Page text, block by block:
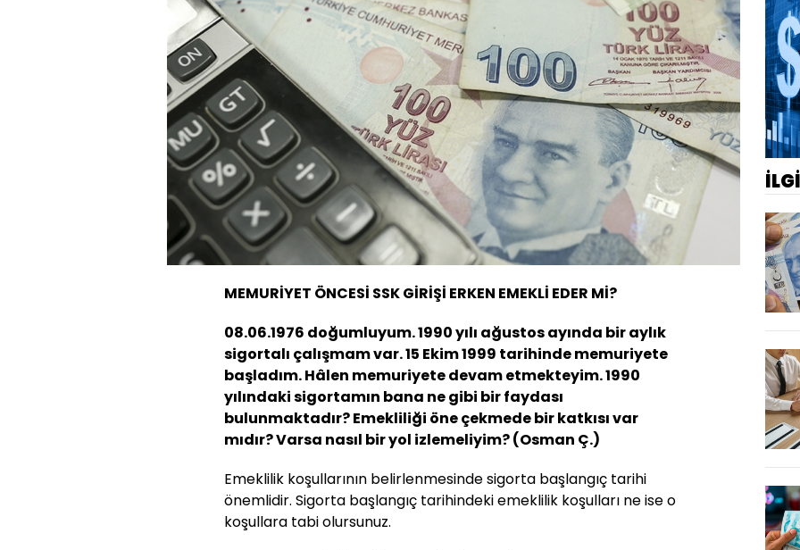
MEMURİYET ÖNCESİ SSK GİRİŞİ ERKEN EMEKLİ EDER Mİ?
08.06.1976 doğumluyum. 1990 yılı ağustos ayında bir aylık
sigortalı çalışmam var. 15 Ekim 1999 tarihinde memuriyete
başladım. Hâlen memuriyete devam etmekteyim. 1990
yılındaki sigortamın bana ne gibi bir faydası
bulunmaktadır? Emekliliği öne çekmede bir katkısı var
mıdır? Varsa nasıl bir yol izlemeliyim? (Osman Ç.)
Emeklilik koşullarının belirlenmesinde sigorta başlangıç tarihi
önemlidir. Sigorta başlangıç tarihindeki emeklilik koşulları ne ise o
koşullara tabi olursunuz.